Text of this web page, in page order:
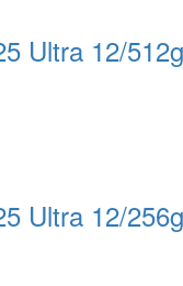
Ultra 12/
Ultra 12/